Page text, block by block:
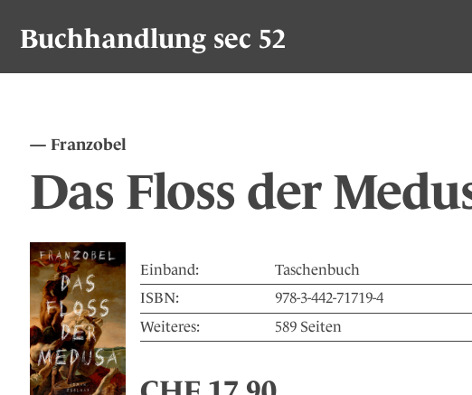
Buchhandlung sec 52
Franzobel
Das Floss der
Einband:
Taschenbuch
ISBN:
978-3-442-71719-4
Weiteres:
589 Seiten